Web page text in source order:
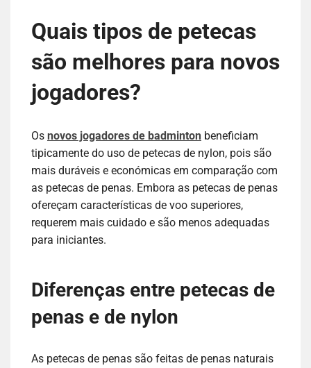
Quais tipos de petecas
são melhores para novos
jogadores?
Os novos jogadores de badminton beneficiam
tipicamente do uso de petecas de nylon, pois são
mais duráveis e económicas em comparação com
as petecas de penas. Embora as petecas de penas
ofereçam características de voo superiores,
requerem mais cuidado e são menos adequadas
para iniciantes.
Diferenças entre petecas de
penas e de nylon
As petecas de penas são feitas de penas naturais